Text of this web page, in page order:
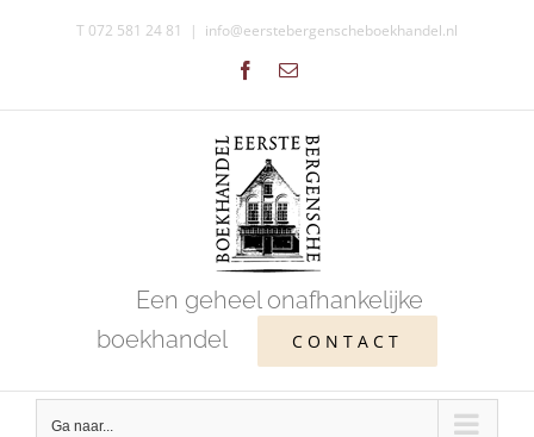
T 072 581 24 81 | info@eerstebergenscheboekhandel.nl
Facebook
E-
Een geheel onafhankelijke
boekhandel
CONTACT
Ga naar...